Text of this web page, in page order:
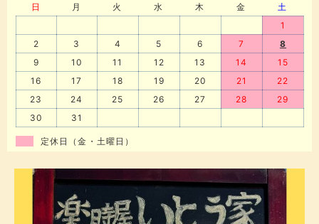
日
月 火 水 木 金
土
1
2
3 4 5 6 7
8
9
10 11 12 13 14
15
16
17 18 19 20 21
22
23
24 25 26 27 28
29
30
31
定休日（金・土曜日）